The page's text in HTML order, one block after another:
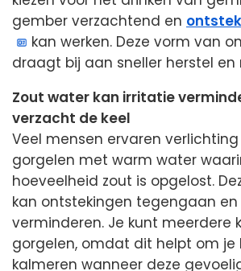
gember verzachtend en
kan werken. Deze vorm van
draagt bij aan sneller herstel
Zout water kan irritatie
verzacht de keel
Veel mensen ervaren
gorgelen met warm water
hoeveelheid zout is opgelost.
kan ontstekingen tegengaan
verminderen. Je kunt meerdere
gorgelen, omdat dit helpt om je
kalmeren wanneer deze